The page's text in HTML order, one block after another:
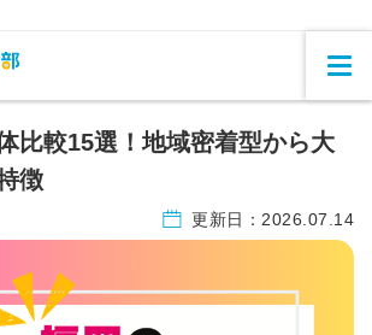
比較15選！地域密着型から大
徴
更新日： 2026.07.14